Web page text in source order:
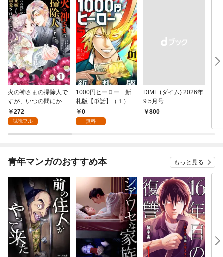
火の神さまの掃除人で
すが、いつの間にか花
嫁として溺愛されてい
ます【単話】（１）
272
試読フル
1000円ヒーロー 新
札版【単話】（１）
0
無料
DIME (ダイム) 2026年
9.5月号
￥800
追
か
れ
（
青年マンガのおすすめ本 もっと見る